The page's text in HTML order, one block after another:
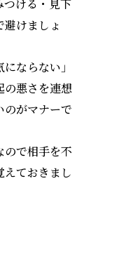
つける・見下
けましょ
ならない」
の悪さを連想
のがマナーで
ので相手を不
ておきまし